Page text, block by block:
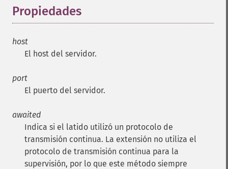
Propiedades
host
El host del servidor.
port
El puerto del servidor.
awaited
Indica si el latido utilizó un protocolo de
transmisión continua. La extensión no utiliza el
protocolo de transmisión continua para la
supervisión, por lo que este método siempre